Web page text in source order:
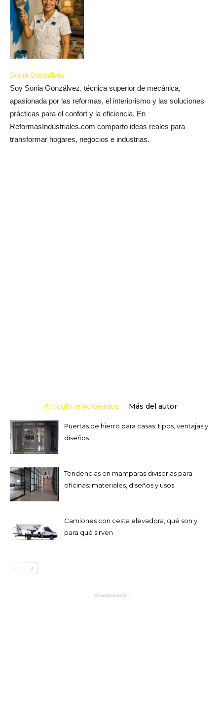
Sonia Gonzálvez
Soy Sonia Gonzálvez, técnica superior de mecánica,
apasionada por las reformas, el interiorismo y las soluciones
prácticas para el confort y la eficiencia. En
ReformasIndustriales.com comparto ideas reales para
transformar hogares, negocios e industrias.
Artículo relacionados Más del autor
Puertas de hierro para casas: tipos, ventajas y
diseños
Tendencias en mamparas divisorias para
oficinas: materiales, diseños y usos
Camiones con cesta elevadora, qué son y
para qué sirven
- Advertisement -